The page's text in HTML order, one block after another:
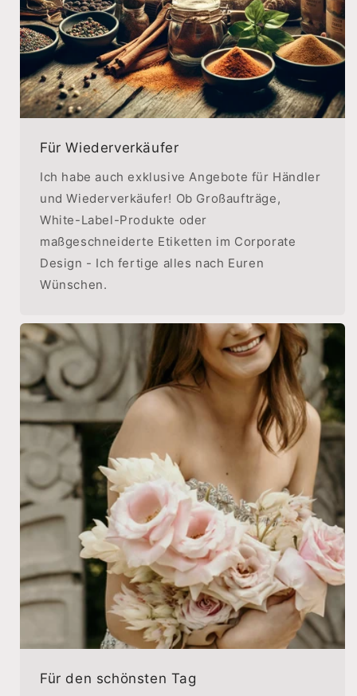
Für Wiederverkäufer
Ich habe auch exklusive Angebote für Händler
und Wiederverkäufer! Ob Großaufträge,
White-Label-Produkte oder
maßgeschneiderte Etiketten im Corporate
Design - Ich fertige alles nach Euren
Wünschen.
Für den schönsten Tag